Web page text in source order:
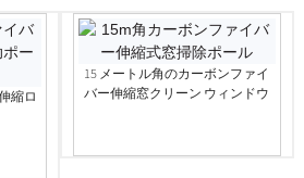
縮ロ
15 メートル角のカーボンファイ
バー伸縮窓クリーン ウィンドウ